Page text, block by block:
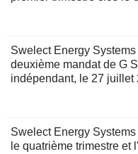
Swelect Energy
deuxième mandat de G
indépendant, le 27 juillet
Swelect Energy
le quatrième trimestre et